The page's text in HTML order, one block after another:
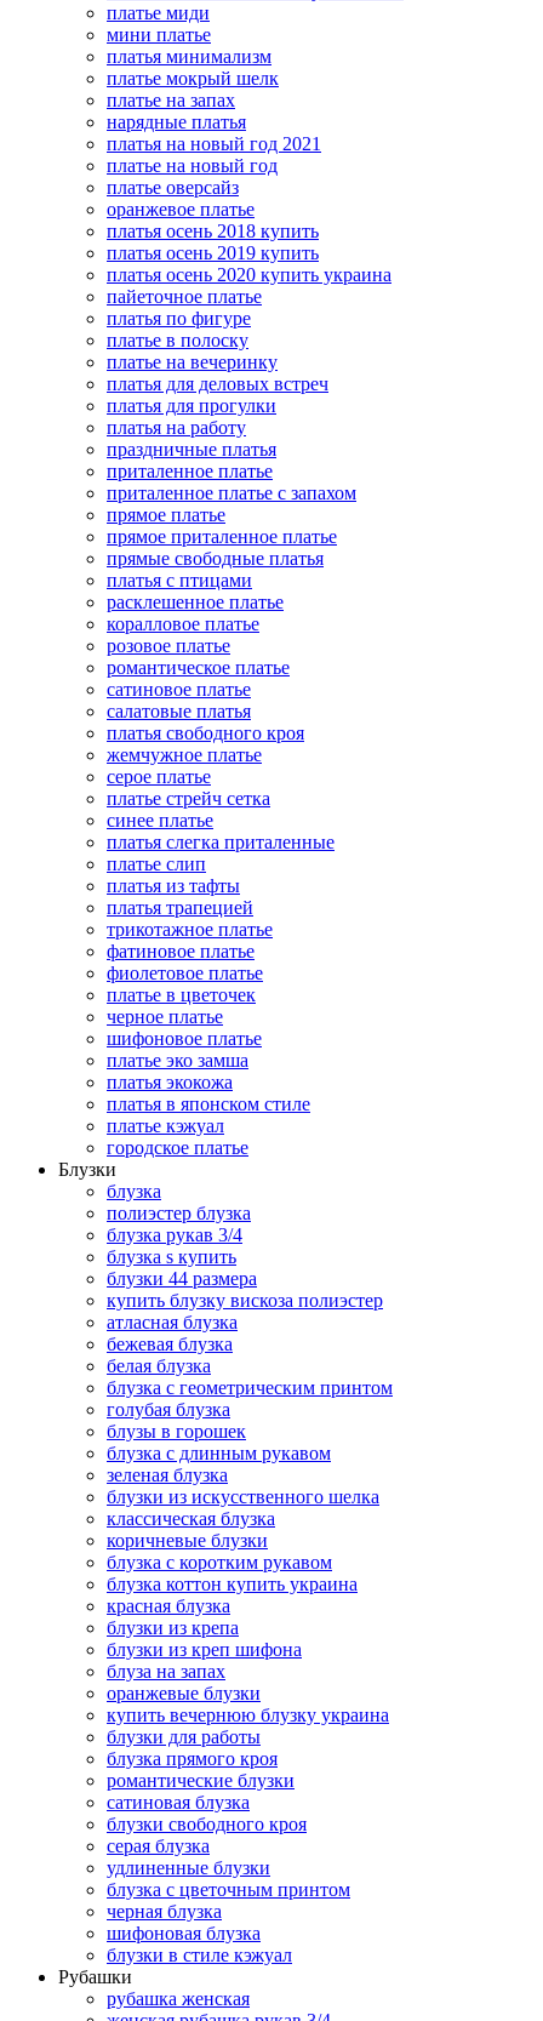
платье миди
мини платье
платья минимализм
платье мокрый шелк
платье на запах
нарядные платья
платья на новый год 2021
платье на новый год
платье оверсайз
оранжевое платье
платья осень 2018 купить
платья осень 2019 купить
платья осень 2020 купить украина
пайеточное платье
платья по фигуре
платье в полоску
платье на вечеринку
платья для деловых встреч
платья для прогулки
платья на работу
праздничные платья
приталенное платье
приталенное платье с запахом
прямое платье
прямое приталенное платье
прямые свободные платья
платья с птицами
расклешенное платье
коралловое платье
розовое платье
романтическое платье
сатиновое платье
салатовые платья
платья свободного кроя
жемчужное платье
серое платье
платье стрейч сетка
синее платье
платья слегка приталенные
платье слип
платья из тафты
платья трапецией
трикотажное платье
фатиновое платье
фиолетовое платье
платье в цветочек
черное платье
шифоновое платье
платье эко замша
платья экокожа
платья в японском стиле
платье кэжуал
городское платье
Блузки
блузка
полиэстер блузка
блузка рукав 3/4
блузка s купить
блузки 44 размера
купить блузку вискоза полиэстер
атласная блузка
бежевая блузка
белая блузка
блузка с геометрическим принтом
голубая блузка
блузы в горошек
блузка с длинным рукавом
зеленая блузка
блузки из искусственного шелка
классическая блузка
коричневые блузки
блузка с коротким рукавом
блузка коттон купить украина
красная блузка
блузки из крепа
блузки из креп шифона
блуза на запах
оранжевые блузки
купить вечернюю блузку украина
блузки для работы
блузка прямого кроя
романтические блузки
сатиновая блузка
блузки свободного кроя
серая блузка
удлиненные блузки
блузка с цветочным принтом
черная блузка
шифоновая блузка
блузки в стиле кэжуал
Рубашки
рубашка женская